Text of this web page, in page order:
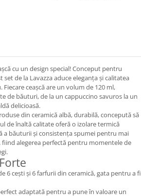
cu un design special! Conceput pentru
de la Lavazza aduce eleganța și calitatea
ceașcă are un volum de 120 ml,
de băuturi, de la un cappuccino savuros la un
delicioasă.
din ceramică albă, durabilă, concepută să
de înaltă calitate oferă o izolare termică
băuturii și consistența spumei pentru mai
alegerea perfectă pentru momentele de
6 cești și 6 farfurii din ceramică, gata pentru a fi
adaptată pentru a pune în valoare un